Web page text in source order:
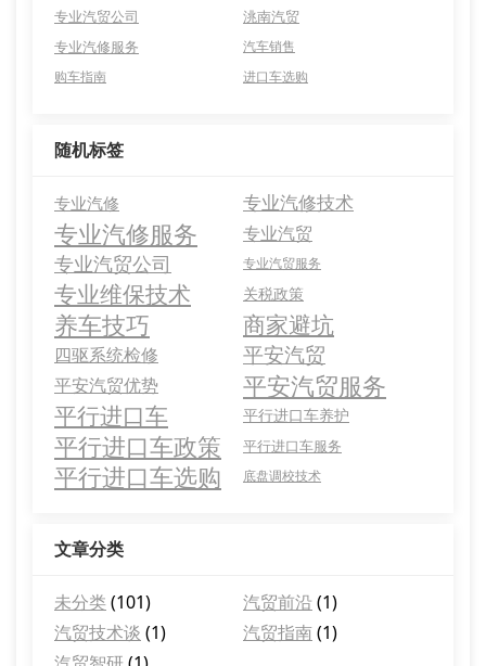
专业汽贸公司
洮南汽贸
专业汽修服务
汽车销售
购车指南
进口车选购
随机标签
专业汽修 专业汽修技术
专业汽修服务 专业汽贸
专业汽贸公司 专业汽贸服务
专业维保技术 关税政策
养车技巧 商家避坑
四驱系统检修 平安汽贸
平安汽贸优势 平安汽贸服务
平行进口车 平行进口车养护
平行进口车政策 平行进口车服务
平行进口车选购 底盘调校技术
文章分类
未分类(101) 汽贸前沿 (1)
汽贸技术谈 (1) 汽贸指南(1)